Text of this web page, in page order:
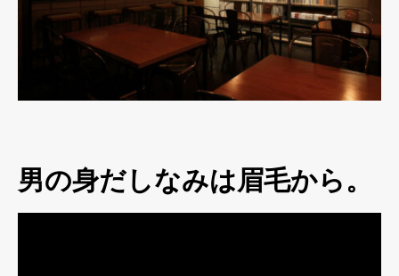
男の身だしなみは眉毛から。